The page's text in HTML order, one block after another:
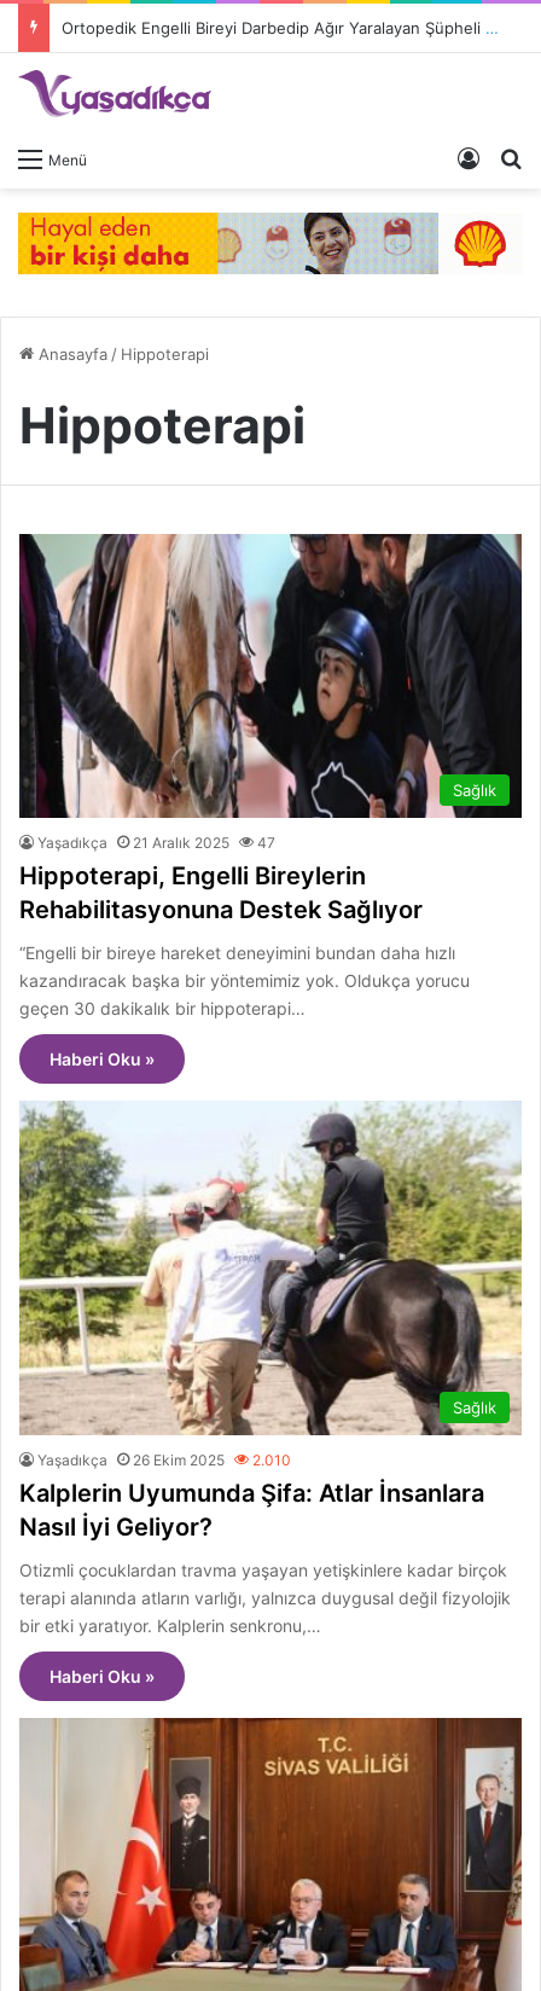
Ortopedik Engelli Bireyi Darbedip Ağır Yaralayan Şüpheli Tutuklandı
Menü Giriş
Anasayfa/ Hippoterapi
Hippoterapi
Sağlık
Yaşadıkça 21 Aralık 2025 47
Hippoterapi, Engelli Bireylerin
Rehabilitasyonuna Destek Sağlıyor
“Engelli bir bireye hareket deneyimini bundan daha hızlı
kazandıracak başka bir yöntemimiz yok. Oldukça yorucu
geçen 30 dakikalık bir hippoterapi…
Haberi Oku »
Sağlık
Yaşadıkça 26 Ekim 2025 2.010
Kalplerin Uyumunda Şifa: Atlar İnsanlara
Nasıl İyi Geliyor?
Otizmli çocuklardan travma yaşayan yetişkinlere kadar birçok
terapi alanında atların varlığı, yalnızca duygusal değil fizyolojik
bir etki yaratıyor. Kalplerin senkronu,…
Haberi Oku »